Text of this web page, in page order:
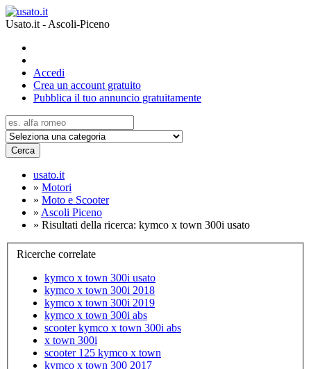
Usato.it - Ascoli-Piceno
Accedi
Crea un account gratuito
Pubblica il tuo annuncio gratuitamente
Cerca
usato.it
» Motori
» Moto e Scooter
» Ascoli Piceno
» Risultati della ricerca: kymco x town 300i usato
Ricerche correlate
kymco x town 300i usato
kymco x town 300i 2018
kymco x town 300i 2019
kymco x town 300i abs
scooter kymco x town 300i abs
x town 300i
scooter 125 kymco x town
kymco x town 300 2017